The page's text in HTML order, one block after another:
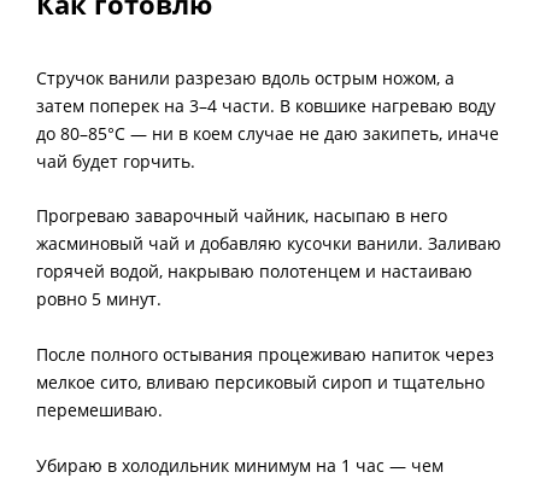
Стручок ванили разрезаю вдоль острым ножом, а
затем поперек на 3–4 части. В ковшике нагреваю воду
до 80–85°C — ни в коем случае не даю закипеть, иначе
чай будет горчить.
Прогреваю заварочный чайник, насыпаю в него
жасминовый чай и добавляю кусочки ванили. Заливаю
горячей водой, накрываю полотенцем и настаиваю
ровно 5 минут.
После полного остывания процеживаю напиток через
мелкое сито, вливаю персиковый сироп и тщательно
перемешиваю.
Убираю в холодильник минимум на 1 час — чем